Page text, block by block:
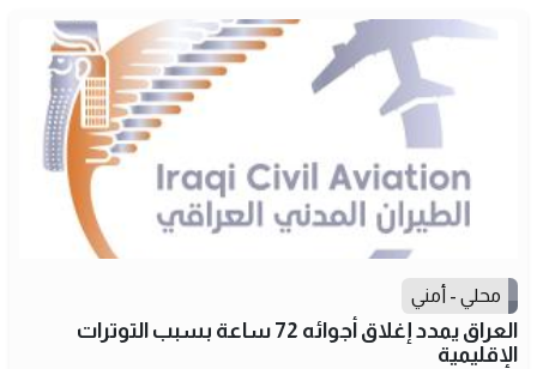
محلي - أمني
العراق يمدد إغلاق أجوائه 72 ساعة بسبب التوترات
الإقليمية